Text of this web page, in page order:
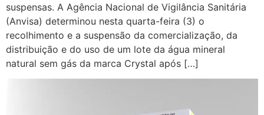
suspensas. A Agência Nacional de Vigilância Sanitária
(Anvisa) determinou nesta quarta-feira (3) o
recolhimento e a suspensão da comercialização, da
distribuição e do uso de um lote da água mineral
natural sem gás da marca Crystal após […]